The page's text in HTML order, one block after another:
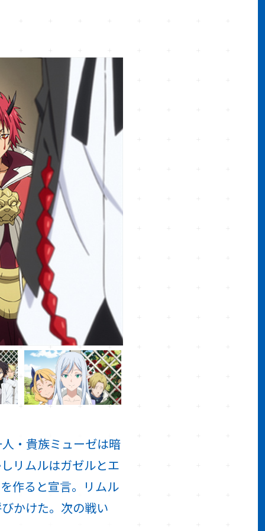
・貴族ミューゼは暗
リムルはガゼルとエ
作ると宣言。リムル
かけた。次の戦い